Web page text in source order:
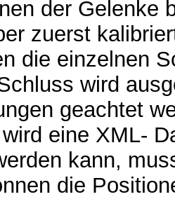
der Gelenke
zuerst
die einzelnen
wird
geachtet
eine XML-
kann,
die